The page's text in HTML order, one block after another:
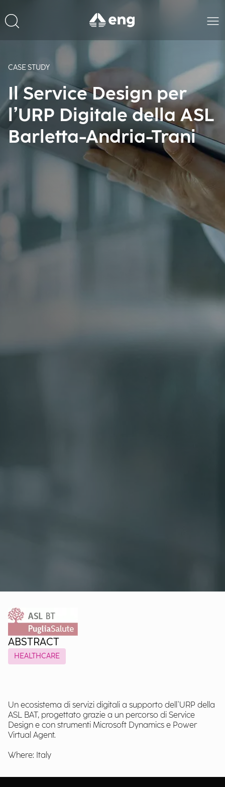
CASE STUDY
Il Service Design per
l’URP Digitale della ASL
Barletta-Andria-Trani
ABSTRACT
HEALTHCARE
Un ecosistema di servizi digitali a supporto dell'URP della
ASL BAT, progettato grazie a un percorso di Service
Design e con strumenti Microsoft Dynamics e Power
Virtual Agent.
Where: Italy